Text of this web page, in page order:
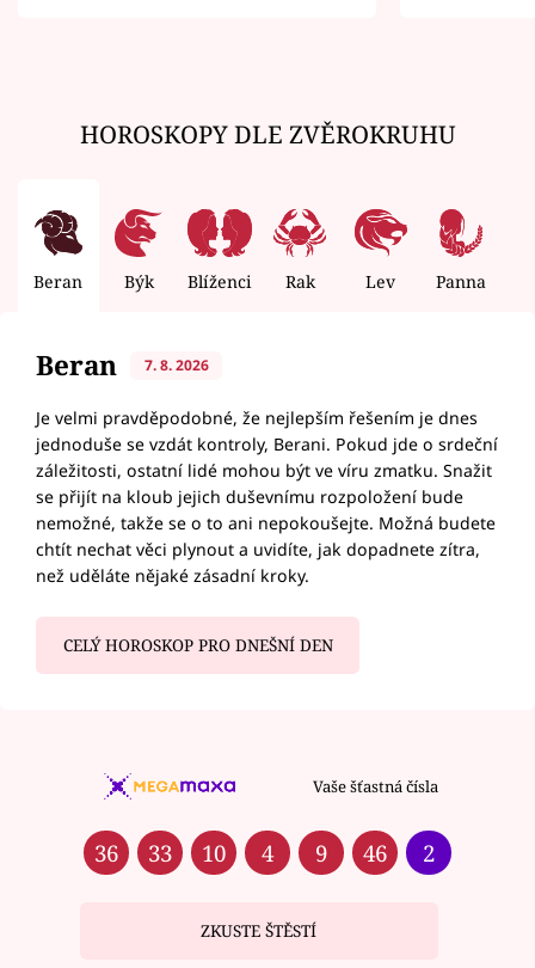
HOROSKOPY DLE ZVĚROKRUHU
Beran Býk Blíženci Rak Lev Panna
Beran 7. 8. 2026
Je velmi pravděpodobné, že nejlepším řešením je dnes
jednoduše se vzdát kontroly, Berani. Pokud jde o srdeční
záležitosti, ostatní lidé mohou být ve víru zmatku. Snažit
se přijít na kloub jejich duševnímu rozpoložení bude
nemožné, takže se o to ani nepokoušejte. Možná budete
chtít nechat věci plynout a uvidíte, jak dopadnete zítra,
než uděláte nějaké zásadní kroky.
CELÝ HOROSKOP PRO DNEŠNÍ DEN
Vaše šťastná čísla
36 33 10 4 9 46 2
ZKUSTE ŠTĚSTÍ